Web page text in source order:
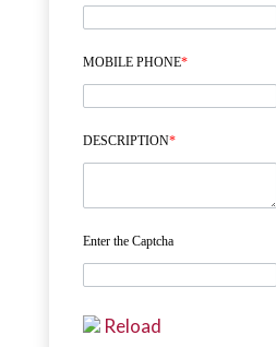
MOBILE PHONE*
DESCRIPTION*
Enter the Captcha
Reload